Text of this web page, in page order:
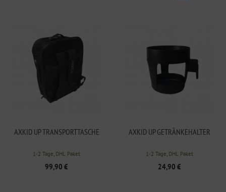
AXKID UP TRANSPORTTASCHE
1-2 Tage, DHL Paket
99,90 €
AXKID UP GETRÄNKEHALTER
1-2 Tage, DHL Paket
24,90 €